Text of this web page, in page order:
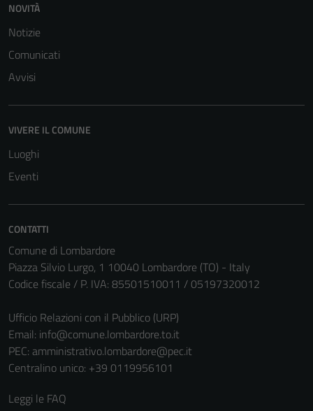
NOVITÀ
Notizie
Comunicati
Avvisi
VIVERE IL COMUNE
Luoghi
Eventi
CONTATTI
Comune di Lombardore
Piazza Silvio Lurgo, 1 10040 Lombardore (TO) - Italy
Codice fiscale / P. IVA: 85501510011 / 05197320012
Ufficio Relazioni con il Pubblico (URP)
Email: info@comune.lombardore.to.it
PEC: amministrativo.lombardore@pec.it
Centralino unico: +39 0119956101
Leggi le FAQ
essere